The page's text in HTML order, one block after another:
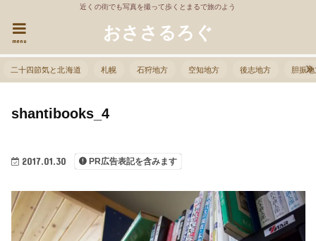
近くの街でも写真を撮って歩くとまるで旅のよう
おささるろぐ
menu
二十四節気と北海道 札幌 石狩地方 空知地方 後志地方 胆振
2017.01.30 PR広告表記を含みます
shantibooks_4